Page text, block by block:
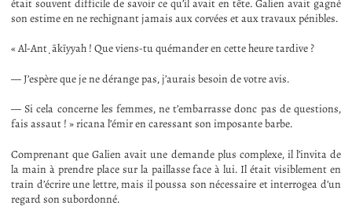
était souvent difficile de savoir ce qu’il avait en tête. Galien avait gagné
son estime en ne rechignant jamais aux corvées et aux travaux pénibles.
« Al-Anṭākīyyah ! Que viens-tu quémander en cette heure tardive ?
— J’espère que je ne dérange pas, j’aurais besoin de votre avis.
— Si cela concerne les femmes, ne t’embarrasse donc pas de questions,
fais assaut ! » ricana l’émir en caressant son imposante barbe.
Comprenant que Galien avait une demande plus complexe, il l’invita de
la main à prendre place sur la paillasse face à lui. Il était visiblement en
train d’écrire une lettre, mais il poussa son nécessaire et interrogea d’un
regard son subordonné.